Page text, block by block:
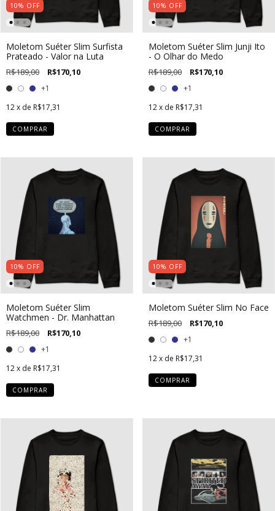
10% OFF
Moletom Suéter Slim Surfista
Prateado - Valor na Luta
R$189,00 R$170,10
+1
12x de R$17,31
COMPRAR
10% OFF
Moletom Suéter Slim Junji Ito
- O Olhar do Medo
R$189,00 R$170,10
+1
12 x de R$17,31
COMPRAR
10% OFF
Moletom Suéter Slim
Watchmen - Dr. Manhattan
R$189,00 R$170,10
+1
12x de R$17,31
COMPRAR
10% OFF
Moletom Suéter Slim No Face
R$189,00 R$170,10
+1
12 x de R$17,31
COMPRAR